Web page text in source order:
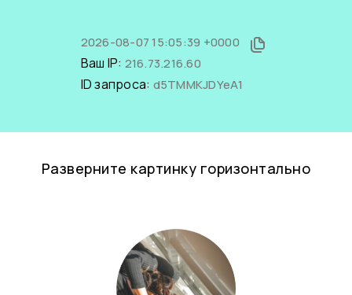
2026-08-07 15:05:39 +0000
Ваш IP: 216.73.216.60
ID запроса: d5TMMKJDYeA1
Разверните картинку горизонтально